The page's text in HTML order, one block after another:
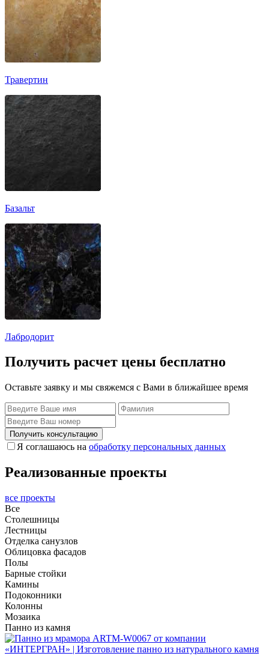
Травертин
Базальт
Лабродорит
Получить расчет цены бесплатно
Оставьте заявку и мы свяжемся с Вами в ближайшее время
Получить консультацию
Я соглашаюсь на обработку персональных данных
Реализованные проекты
все проекты
Все
Столешницы
Лестницы
Отделка санузлов
Облицовка фасадов
Полы
Барные стойки
Камины
Подоконники
Колонны
Мозаика
Панно из камня